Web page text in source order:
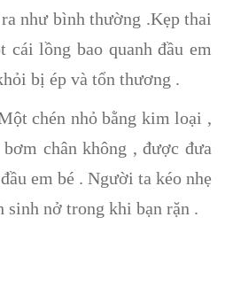
như bình thường .Kẹp thai
cái lồng bao quanh đầu em
bị ép và tổn thương .
chén nhỏ bằng kim loại ,
chân không , được đưa
em bé . Người ta kéo nhẹ
sinh nở trong khi bạn rặn .